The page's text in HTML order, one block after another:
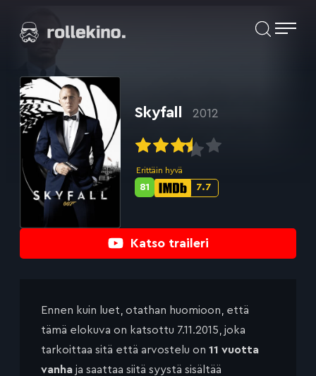
suoraan
sisältöön
Elokuvat ja elokuva-arviot | Rollekino.fi
Fiilistelyä
lopputekstien
jälkeen.
Katso traileri
Skyfall 2012
Erittäin hyvä
IMDb-
7.7
Metascore-
81
Ennen kuin luet, otathan huomioon, että
tämä elokuva on katsottu 7.11.2015, joka
tarkoittaa sitä että arvostelu on 11 vuotta
vanha ja saattaa siitä syystä sisältää